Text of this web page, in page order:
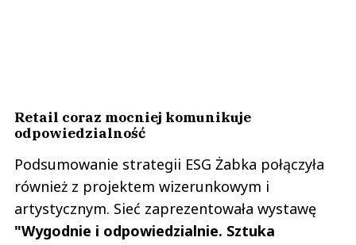
Retail coraz mocniej komunikuje
odpowiedzialność
Podsumowanie strategii ESG Żabka połączyła
również z projektem wizerunkowym i
artystycznym. Sieć zaprezentowała wystawę
"Wygodnie i odpowiedzialnie. Sztuka